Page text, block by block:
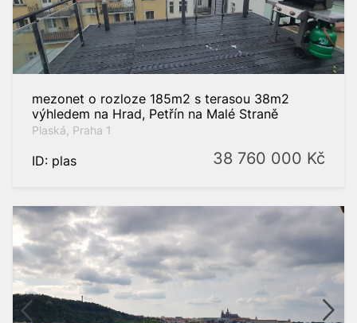
mezonet o rozloze 185m2 s terasou 38m2
výhledem na Hrad, Petřín na Malé Straně
Plaská, Praha 1
ID: plas 38 760 000 Kč